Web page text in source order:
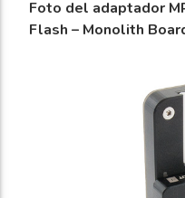
Foto del adaptador
Flash – Monolith